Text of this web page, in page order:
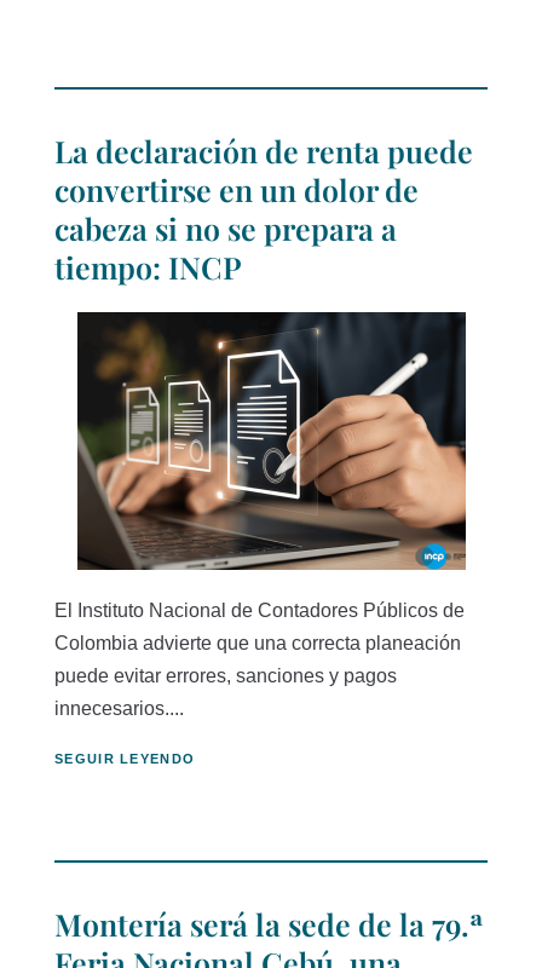
La declaración de renta puede
convertirse en un dolor de
cabeza si no se prepara a
tiempo: INCP
El Instituto Nacional de Contadores Públicos de
Colombia advierte que una correcta planeación
puede evitar errores, sanciones y pagos
innecesarios....
SEGUIR LEYENDO
Montería será la sede de la 79.ª